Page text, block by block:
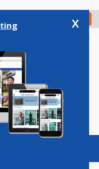
Check in
Vacatures
x